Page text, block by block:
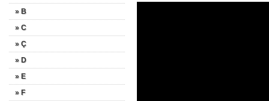
» B
» C
» Ç
» D
» E
» F